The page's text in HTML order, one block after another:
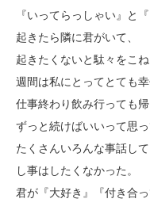
『いってらっしゃい』と
起きたら隣に君がいて、
起きたくないと駄々をこ
週間は私にとってとても幸
仕事終わり飲み行っても
ずっと続けばいいって思っ
たくさんいろんな事話し
し事はしたくなかった。
君が『大好き』『付き合